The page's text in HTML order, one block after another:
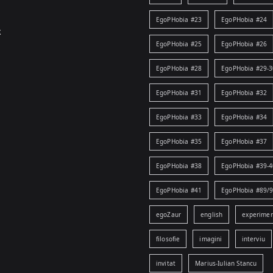
EgoPHobia #23 EgoPHobia #24
EgoPHobia #25 EgoPHobia #26
EgoPHobia #28 EgoPHobia #29-
EgoPHobia #31 EgoPHobia #32
EgoPHobia #33 EgoPHobia #34
EgoPHobia #35 EgoPHobia #37
EgoPHobia #38 EgoPHobia #39-
EgoPHobia #41 EgoPHobia #89/
egoZaur english
filosofie imagini interviu
invitat Marius-Iulian Stancu